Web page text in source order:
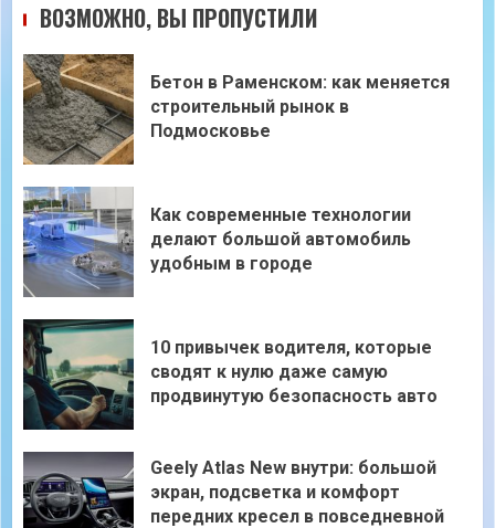
ВОЗМОЖНО, ВЫ ПРОПУСТИЛИ
Бетон в Раменском: как меняется
строительный рынок в
Подмосковье
Как современные технологии
делают большой автомобиль
удобным в городе
10 привычек водителя, которые
сводят к нулю даже самую
продвинутую безопасность авто
Geely Atlas New внутри: большой
экран, подсветка и комфорт
передних кресел в повседневной